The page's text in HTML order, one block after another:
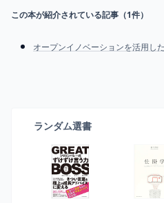
この本が紹介されている記事（1件）
オープンイノベーションを活用し
ランダム選書